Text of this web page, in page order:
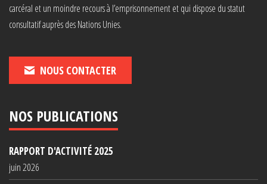
carcéral et un moindre recours à l’emprisonnement et qui dispose du statut
consultatif auprès des Nations Unies.
NOUS CONTACTER
NOS PUBLICATIONS
RAPPORT D'ACTIVITÉ 2025
juin 2026